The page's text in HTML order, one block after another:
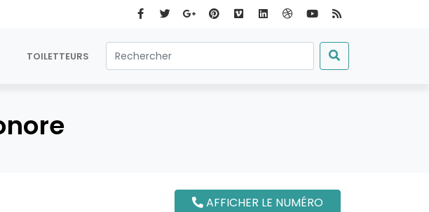
TOILETTEURS
AFFICHER LE NUMÉRO